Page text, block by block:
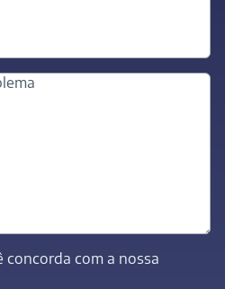
concorda com a nossa